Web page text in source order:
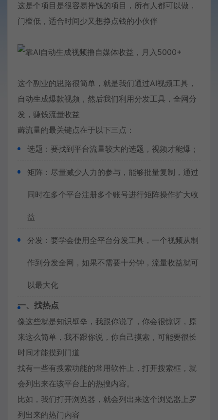
这是个项目是很容易挣钱的项目，所有人都可以做，
门槛低，适合时间少又想挣点钱的小伙伴
这个副业的思路很简单，就是我们通过AI视频工具，
自动生成爆款视频，然后我们利用分发工具，全网分
发，赚钱流量收益
薅流量的最关键点在于以下三点：
选题：要找到平台流量较大的选题，视频才能爆；
矩阵：尽量减少人力的参与，能够批量复制，通过
同时在多个平台注册多个账号进行矩阵操作扩大收
益
分发：要学会使用全平台分发工具，一个视频从制
作到分发全网，如果不需要十分钟，流量收益就可
以最大化
一、找热点
像这些就是知识壁垒，我跟你说了，你会很惊讶，原
来这么简单，我不跟你说，你自己摸索，可能要很长
时间才能摸到门道
找有一些有搜索功能的常用软件上，打开搜索框，就
会列出来在该平台上的热搜内容。
比如，我们打开浏览器，就会列出来这个浏览器上罗
列出来的热门内容